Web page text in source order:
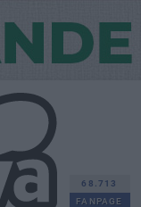
68.713
FANPAGE